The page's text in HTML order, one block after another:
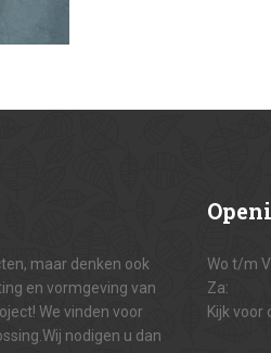
maar denken ook
en vormgeving van
We vinden voor
nodigen u dan
Wo t/m
Za:
Kijk